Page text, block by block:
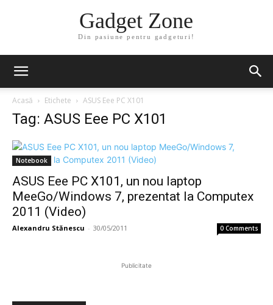
Gadget Zone
Din pasiune pentru gadgeturi!
Acasă Etichete ASUS Eee PC X101
Tag: ASUS Eee PC X101
Notebook
ASUS Eee PC X101, un nou laptop
MeeGo/Windows 7, prezentat la Computex
2011 (Video)
Alexandru Stănescu - 30/05/2011 0 Comments
Publicitate